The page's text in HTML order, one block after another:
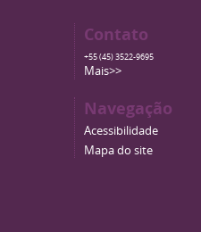
Contato
+55 (45) 3522-9695
Mais>>
Navegação
Acessibilidade
Mapa do site